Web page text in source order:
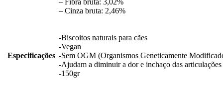
– Fibra bruta: 3,02%
– Cinza bruta: 2,46%
Especificações
-Biscoitos naturais para cães
-Vegan
-Sem OGM (Organismos Geneticamente
-Ajudam a diminuir a dor e inchaço das articulações
-150gr